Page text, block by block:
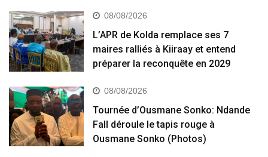
08/08/2026
L’APR de Kolda remplace ses 7
maires ralliés à Kiiraay et entend
préparer la reconquête en 2029
08/08/2026
Tournée d’Ousmane Sonko: Ndande
Fall déroule le tapis rouge à
Ousmane Sonko (Photos)